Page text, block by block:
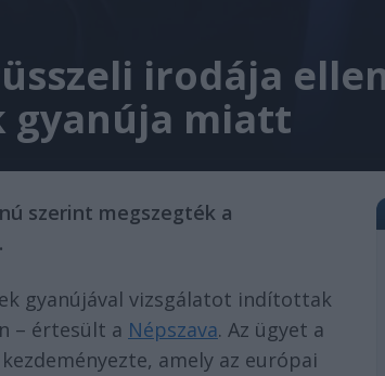
irodája
gyanúja miatt
szerint megszegték a
gyanújával vizsgálatot indítottak
– értesült a Népszava. Az ügyet a
amely az európai